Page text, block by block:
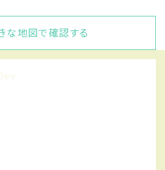
な地図で確認する